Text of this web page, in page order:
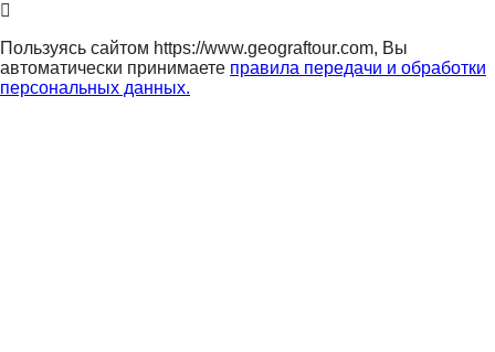
Пользуясь сайтом https://www.geograftour.com, Вы
автоматически принимаете правила передачи и обработки
персональных данных.